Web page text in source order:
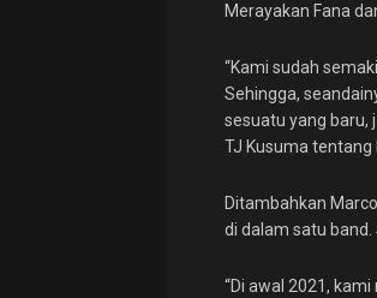
Merayakan Fana
“Kami sudah
Sehingga,
sesuatu yang baru,
TJ Kusuma tentang
Ditambahkan
di dalam satu band.
“Di awal 2021,